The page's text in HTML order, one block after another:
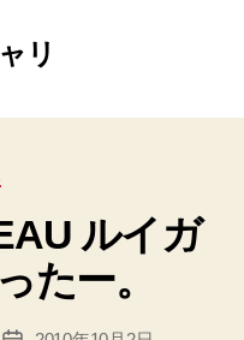
リ
ルイガ
たー。